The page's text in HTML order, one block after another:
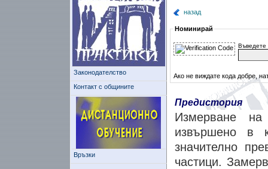
Законодателство
Контакт с общините
Връзки
назад
Номинирай
Въведете
Ако не виждате кода добре,
Предистория
Измерване на
извършено в
значително
частици.